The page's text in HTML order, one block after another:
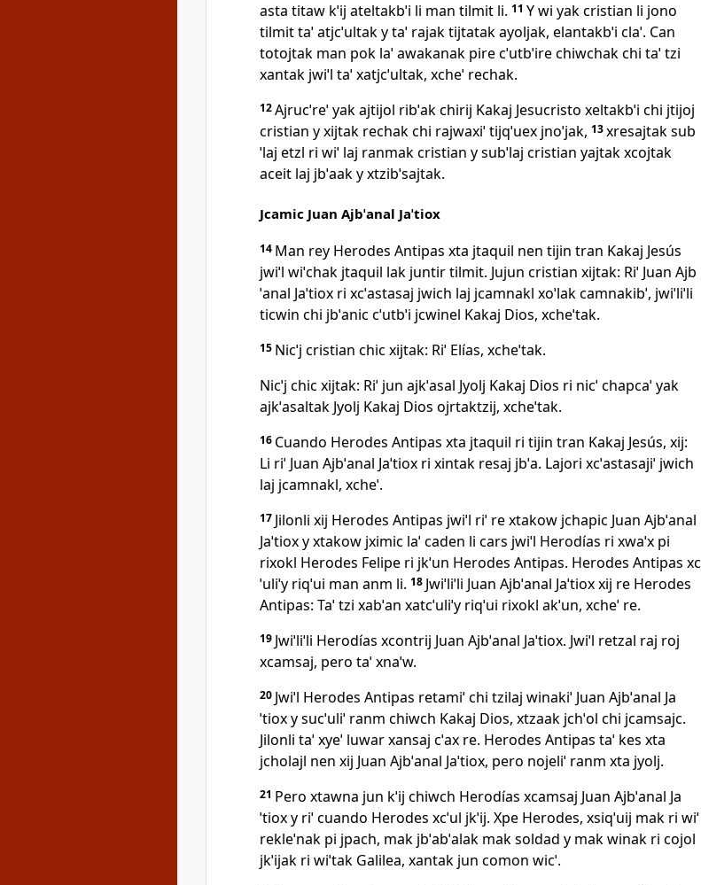
asta titaw kˈij ateltakbˈi li man tilmit li. 11 Y wi yak cristian li jono
tilmit taˈ atjcˈultak y taˈ rajak tijtatak ayoljak, elantakbˈi claˈ. Can
totojtak man pok laˈ awakanak pire cˈutbˈire chiwchak chi taˈ tzi
xantak jwiˈl taˈ xatjcˈultak, xcheˈ rechak.
12Ajrucˈreˈ yak ajtijol ribˈak chirij Kakaj Jesucristo xeltakbˈi chi jtijoj
cristian y xijtak rechak chi rajwaxiˈ tijqˈuex jnoˈjak, 13xresajtak sub
ˈlaj etzl ri wiˈ laj ranmak cristian y subˈlaj cristian yajtak xcojtak
aceit laj jbˈaak y xtzibˈsajtak.
Jcamic Juan Ajbˈanal Jaˈtiox
14 Man rey Herodes Antipas xta jtaquil nen tijin tran Kakaj Jesús
jwiˈl wiˈchak jtaquil lak juntir tilmit. Jujun cristian xijtak: Riˈ Juan Ajb
ˈanal Jaˈtiox ri xcˈastasaj jwich laj jcamnakl xoˈlak camnakibˈ, jwiˈliˈli
ticwin chi jbˈanic cˈutbˈi jcwinel Kakaj Dios, xcheˈtak.
15 Nicˈj cristian chic xijtak: Riˈ Elías, xcheˈtak.
Nicˈj chic xijtak: Riˈ jun ajkˈasal Jyolj Kakaj Dios ri nicˈ chapcaˈ yak
ajkˈasaltak Jyolj Kakaj Dios ojrtaktzij, xcheˈtak.
16 Cuando Herodes Antipas xta jtaquil ri tijin tran Kakaj Jesús, xij:
Li riˈ Juan Ajbˈanal Jaˈtiox ri xintak resaj jbˈa. Lajori xcˈastasajiˈ jwich
laj jcamnakl, xcheˈ.
17 Jilonli xij Herodes Antipas jwiˈl riˈ re xtakow jchapic Juan Ajbˈanal
Jaˈtiox y xtakow jximic laˈ caden li cars jwiˈl Herodías ri xwaˈx pi
rixokl Herodes Felipe ri jkˈun Herodes Antipas. Herodes Antipas xc
ˈuliˈy riqˈui man anm li. 18 Jwiˈliˈli Juan Ajbˈanal Jaˈtiox xij re Herodes
Antipas: Taˈ tzi xabˈan xatcˈuliˈy riqˈui rixokl akˈun, xcheˈ re.
19 Jwiˈliˈli Herodías xcontrij Juan Ajbˈanal Jaˈtiox. Jwiˈl retzal raj roj
xcamsaj, pero taˈ xnaˈw.
20 Jwiˈl Herodes Antipas retamiˈ chi tzilaj winakiˈ Juan Ajbˈanal Ja
ˈtiox y sucˈuliˈ ranm chiwch Kakaj Dios, xtzaak jchˈol chi jcamsajc.
Jilonli taˈ xyeˈ luwar xansaj cˈax re. Herodes Antipas taˈ kes xta
jcholajl nen xij Juan Ajbˈanal Jaˈtiox, pero nojeliˈ ranm xta jyolj.
21 Pero xtawna jun kˈij chiwch Herodías xcamsaj Juan Ajbˈanal Ja
ˈtiox y riˈ cuando Herodes xcˈul jkˈij. Xpe Herodes, xsiqˈuij mak ri wiˈ
rekleˈnak pi jpach, mak jbˈabˈalak mak soldad y mak winak ri cojol
jkˈijak ri wiˈtak Galilea, xantak jun comon wicˈ.